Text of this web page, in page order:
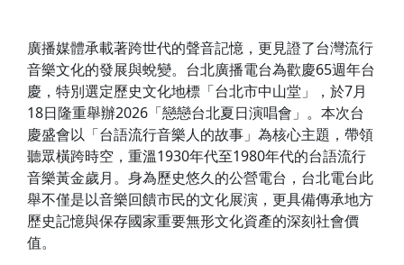
廣播媒體承載著跨世代的聲音記憶，更見證了台灣流行
音樂文化的發展與蛻變。台北廣播電台為歡慶65週年台
慶，特別選定歷史文化地標「台北市中山堂」，於7月
18日隆重舉辦2026「戀戀台北夏日演唱會」。本次台
慶盛會以「台語流行音樂人的故事」為核心主題，帶領
聽眾橫跨時空，重溫1930年代至1980年代的台語流行
音樂黃金歲月。身為歷史悠久的公營電台，台北電台此
舉不僅是以音樂回饋市民的文化展演，更具備傳承地方
歷史記憶與保存國家重要無形文化資產的深刻社會價
值。